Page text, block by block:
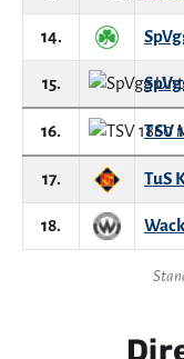
14.
15.
16. TSV
17. TuS
18.